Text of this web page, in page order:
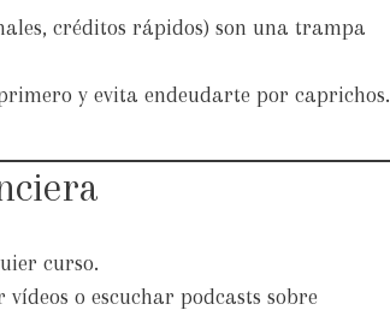
créditos rápidos) son una trampa
y evita endeudarte por caprichos.
curso.
o escuchar podcasts sobre